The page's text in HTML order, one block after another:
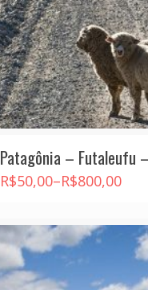
Patagônia – Futaleufu
R$50,00–R$800,00